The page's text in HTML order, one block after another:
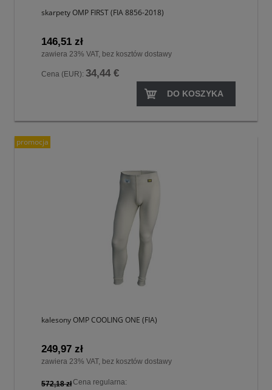
skarpety OMP FIRST (FIA 8856-2018)
146,51 zł
zawiera 23% VAT, bez kosztów dostawy
Cena (EUR): 34,44 €
DO KOSZYKA
kalesony OMP COOLING ONE (FIA)
249,97 zł
zawiera 23% VAT, bez kosztów dostawy
Cena regularna:
572,18 zł
promocja